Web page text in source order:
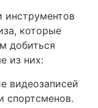
которые
добиться
из них:
видеозаписей
спортсменов.